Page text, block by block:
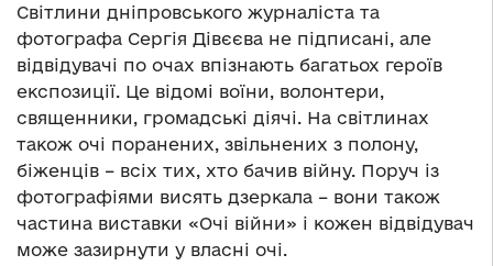
Світлини дніпровського журналіста та
фотографа Сергія Дівєєва не підписані, але
відвідувачі по очах впізнають багатьох героїв
експозиції. Це відомі воїни, волонтери,
священники, громадські діячі. На світлинах
також очі поранених, звільнених з полону,
біженців – всіх тих, хто бачив війну. Поруч із
фотографіями висять дзеркала – вони також
частина виставки «Очі війни» і кожен відвідувач
може зазирнути у власні очі.